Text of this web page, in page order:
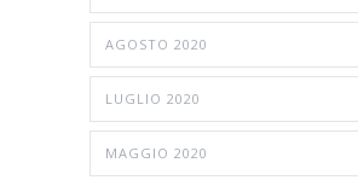
AGOSTO 2020
LUGLIO 2020
MAGGIO 2020